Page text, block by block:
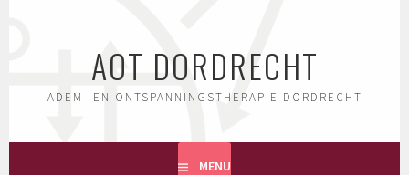
AOT DORDRECHT
ADEM- EN ONTSPANNINGSTHERAPIE DORDRECHT
MENU